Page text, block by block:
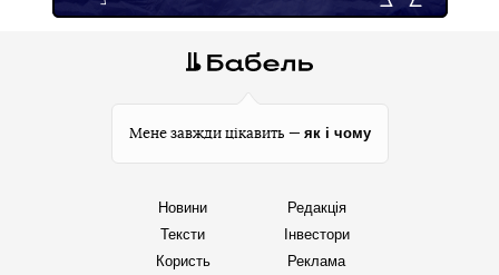
Мене завжди цікавить — як і чому
Новини
Тексти
Користь
Редакція
Інвестори
Реклама